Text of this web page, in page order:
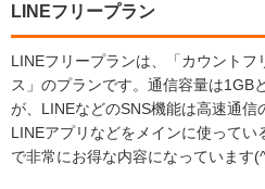
LINEフリープラン
LINEフリープランは、「カウント
ス」のプランです。通信容量は1GB
が、LINEなどのSNS機能は高速通信
LINEアプリなどをメインに使って
で非常にお得な内容になっています